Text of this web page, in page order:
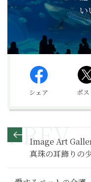
い
シェア ポス
Image Art
真珠の耳飾りの